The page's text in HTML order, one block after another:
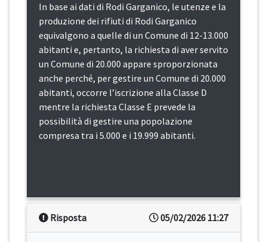
In base ai dati di Rodi Garganico, le utenze e la
produzione dei rifiuti di Rodi Garganico
equivalgono a quelle di un Comune di 12-13.000
abitanti e, pertanto, la richiesta di aver servito
un Comune di 20.000 appare sproporzionata
anche perché, per gestire un Comune di 20.000
abitanti, occorre l’iscrizione alla Classe D
mentre la richiesta Classe E prevede la
possibilità di gestire una popolazione
compresa tra i 5.000 e i 19.999 abitanti.
05/02/2026 11:27
Risposta